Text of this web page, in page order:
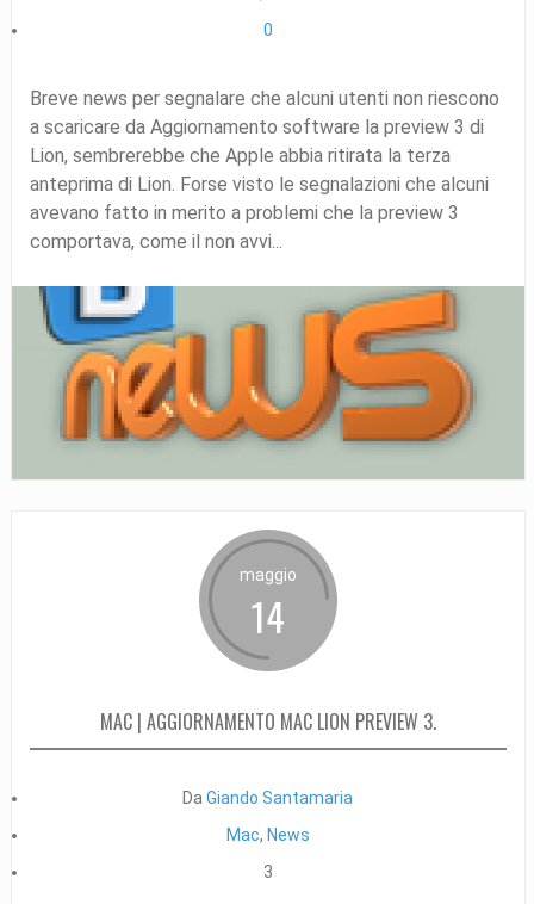
0
Breve news per segnalare che alcuni utenti non riescono
a scaricare da Aggiornamento software la preview 3 di
Lion, sembrerebbe che Apple abbia ritirata la terza
anteprima di Lion. Forse visto le segnalazioni che alcuni
avevano fatto in merito a problemi che la preview 3
comportava, come il non avvi...
maggio
14
MAC | AGGIORNAMENTO MAC LION PREVIEW 3.
DaGiando Santamaria
Mac, News
3